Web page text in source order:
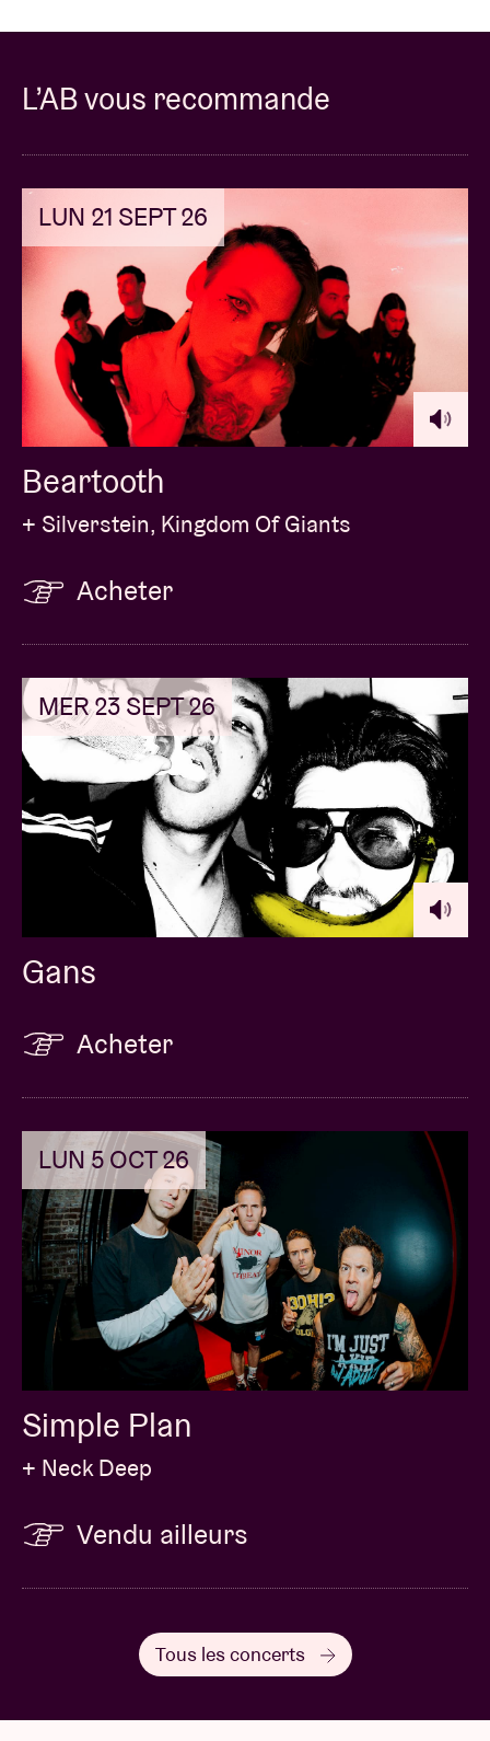
L’AB vous recommande
LUN 21 SEPT 26
Beartooth
+ Silverstein, Kingdom Of Giants
Acheter
MER 23 SEPT 26
Gans
Acheter
LUN 5 OCT 26
Simple Plan
+ Neck Deep
Vendu ailleurs
Tous les concerts